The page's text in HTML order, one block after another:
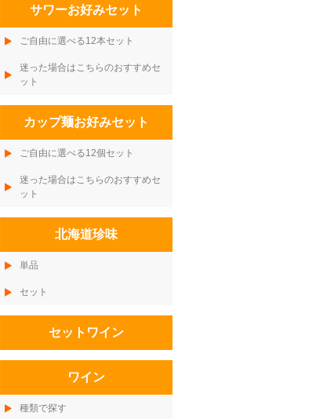
サワーお好みセット
ご自由に選べる12本セット
迷った場合はこちらのおすすめセ
ット
カップ麺お好みセット
ご自由に選べる12個セット
迷った場合はこちらのおすすめセ
ット
北海道珍味
単品
セット
セットワイン
ワイン
種類で探す